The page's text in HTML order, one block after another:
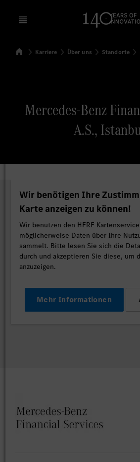
Open menu
SuchenStartseite
Karriere Über uns Standorte
Mercedes-Benz
A.S.,
Wir benötigen Ihre
Karte anzeigen zu können!
Wir benutzen den HERE
möglicherweise Daten über Ihre
sammelt. Bitte lesen Sie sich die
durch und akzeptieren Sie diese, um
anzuzeigen.
Mehr Informationen